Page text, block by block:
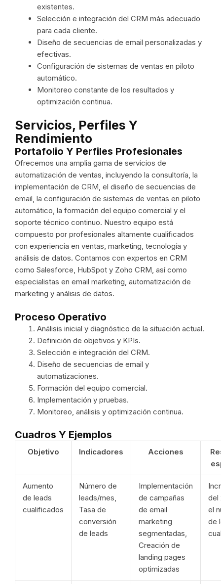
existentes.
Selección e integración del CRM más adecuado
para cada cliente.
Diseño de secuencias de email personalizadas y
efectivas.
Configuración de sistemas de ventas en piloto
automático.
Monitoreo constante de los resultados y
optimización continua.
Servicios, Perfiles Y
Rendimiento
Portafolio Y Perfiles Profesionales
Ofrecemos una amplia gama de servicios de
automatización de ventas, incluyendo la consultoría, la
implementación de CRM, el diseño de secuencias de
email, la configuración de sistemas de ventas en piloto
automático, la formación del equipo comercial y el
soporte técnico continuo. Nuestro equipo está
compuesto por profesionales altamente cualificados
con experiencia en ventas, marketing, tecnología y
análisis de datos. Contamos con expertos en CRM
como Salesforce, HubSpot y Zoho CRM, así como
especialistas en email marketing, automatización de
marketing y análisis de datos.
Proceso Operativo
Análisis inicial y diagnóstico de la situación actual.
Definición de objetivos y KPIs.
Selección e integración del CRM.
Diseño de secuencias de email y
automatizaciones.
Formación del equipo comercial.
Implementación y pruebas.
Monitoreo, análisis y optimización continua.
Cuadros Y Ejemplos
Objetivo Indicadores Acciones
Aumento
de leads
cualificados
Número de
leads/mes,
Tasa de
conversión
de leads
Implementación
de campañas
de email
marketing
segmentadas,
Creación de
landing pages
optimizadas
del
el
de